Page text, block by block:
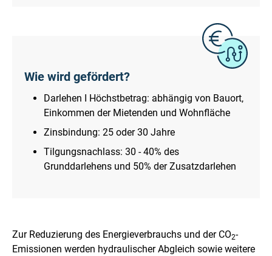
Wie wird gefördert?
Darlehen I Höchstbetrag: abhängig von Bauort,
Einkommen der Mietenden und Wohnfläche
Zinsbindung: 25 oder 30 Jahre
Tilgungsnachlass: 30 - 40% des
Grunddarlehens und 50% der Zusatzdarlehen
Zur Reduzierung des Energieverbrauchs und der CO2-
Emissionen werden hydraulischer Abgleich sowie weitere